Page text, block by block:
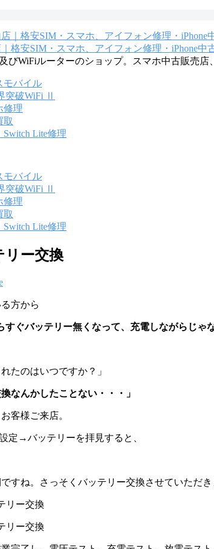
格安SIM・スマホ、アイフォン修理・iPhone中
びWiFiルーターのショップ。スマホ中古販売店
モバイル
突破WiFi Ⅱ
修理
取
Lite修理
モバイル
突破WiFi Ⅱ
修理
取
Lite修理
リー交換
方から
すぐバッテリー無くなって、充電しながらじゃ
たのはいつですか？」
なんかしたことない・・・」
客様ご来店。
定→バッテリーを拝見すると、
すね。さっそくバッテリー交換させていただき